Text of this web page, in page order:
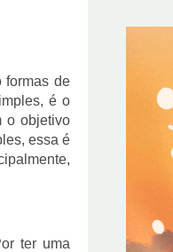
formas de
é o
o objetivo
essa é
ter uma